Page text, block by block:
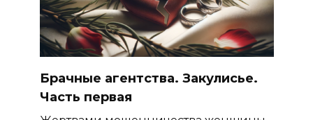
Брачные агентства. Закулисье.
Часть первая